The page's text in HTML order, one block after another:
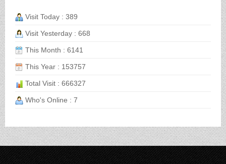
CẶP HỌC SINH MS: TN 5015
CẶP HỌC SINH MS: TN 5012
Visit Today : 389
Visit Yesterday : 668
This Month : 6141
This Year : 153757
Total Visit : 666327
Who's Online : 7